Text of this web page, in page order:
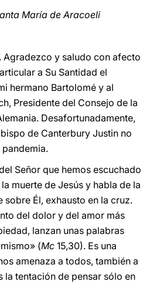
María de Aracoeli
Agradezco y saludo con afecto
a Su Santidad el
hermano Bartolomé y al
Presidente del Consejo de la
Desafortunadamente,
de Canterbury Justin no
Señor que hemos escuchado
muerte de Jesús y habla de la
sobre Él, exhausto en la cruz.
del dolor y del amor más
lanzan unas palabras
(Mc 15,30). Es una
amenaza a todos, también a
la tentación de pensar sólo en